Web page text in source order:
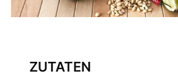
ZUTATEN